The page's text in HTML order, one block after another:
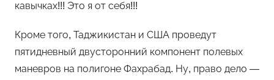
кавычках!!! Это я от себя!!!
Кроме того, Таджикистан и США проведут
пятидневный двусторонний компонент полевых
маневров на полигоне Фахрабад. Ну, право дело —